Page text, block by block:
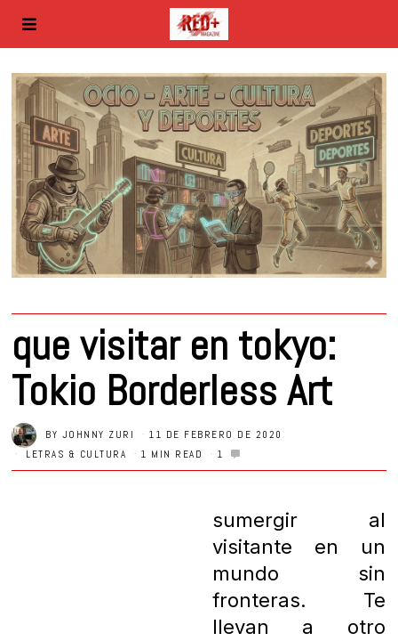
que visitar en tokyo:
Tokio Borderless Art
BY JOHNNY ZURI
11 DE FEBRERO DE 2020
LETRAS & CULTURA
1 MIN READ 1
sumergir al
visitante en un
mundo sin
fronteras. Te
llevan a otro